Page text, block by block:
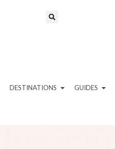
DESTINATIONS GUIDES